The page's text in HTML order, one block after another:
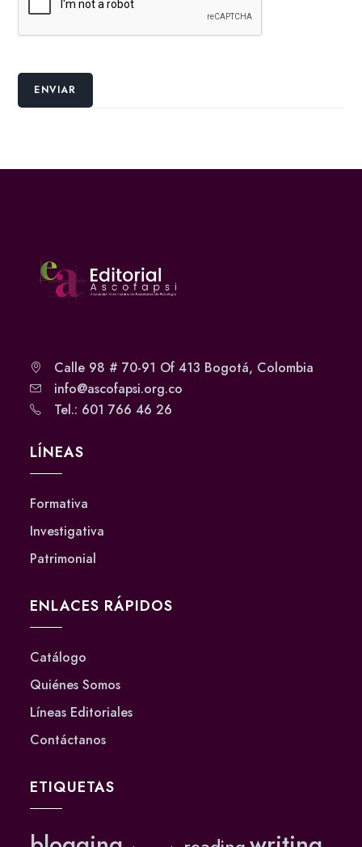
Calle 98 # 70-91 Of 413 Bogotá, Colombia
info@ascofapsi.org.co
Tel.: 601 766 46 26
LÍNEAS
Formativa
Investigativa
Patrimonial
ENLACES RÁPIDOS
Catálogo
Quiénes Somos
Líneas Editoriales
Contáctanos
ETIQUETAS